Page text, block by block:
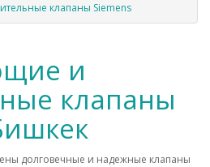
клапаны Siemens
и
клапаны
долговечные и надежные клапаны